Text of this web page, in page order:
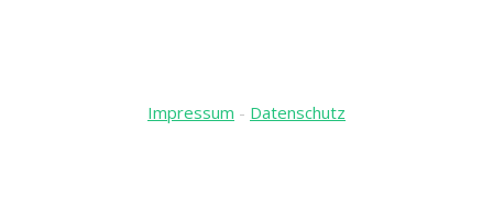
Impressum - Datenschutz